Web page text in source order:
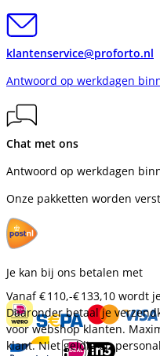
klantenservice@proforto.nl
Antwoord op werkdagen
Chat met ons
Antwoord op werkdagen
Onze pakketten worden
Je kan bij ons betalen met
Vanaf€ 110,-€ 133,10 wordt
Daaronder betaal je
voor webshop klanten.
klant. Niet geldig op